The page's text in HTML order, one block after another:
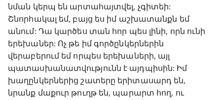
նման կերպ են արտահայտվել, չգիտեի:
Շնորհակալ եմ, բայց ես իմ աշխատանքն եմ
անում: Դա կարծես տան հոր պես լինի, որն ունի
երեխաներ: Ոչ թե իմ գործընկերներին
վերաբերում եմ որպես երեխաների, այլ
պատասխանատվությունն է այդպիսին: Իմ
խաղընկերներից շատերը երիտասարդ են,
նրանք մաքուր թուղթ են, պարարտ հող, ու